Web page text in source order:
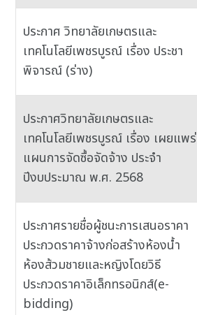
ประกาศ วิทยาลัยเกษตรและ
เทคโนโลยีเพชรบูรณ์ เรื่อง ประชา
พิจารณ์ (ร่าง)
ประกาศวิทยาลัยเกษตรและ
เทคโนโลยีเพชรบูรณ์ เรื่อง เผยแพร่
แผนการจัดซื้อจัดจ้าง ประจำ
ปีงบประมาณ พ.ศ. 2568
ประกาศรายชื่อผู้ชนะการเสนอราคา
ประกวดราคาจ้างก่อสร้างห้องน้ำ
ห้องส้วมชายและหญิงโดยวิธี
ประกวดราคาอิเล็กทรอนิกส์(e-
bidding)